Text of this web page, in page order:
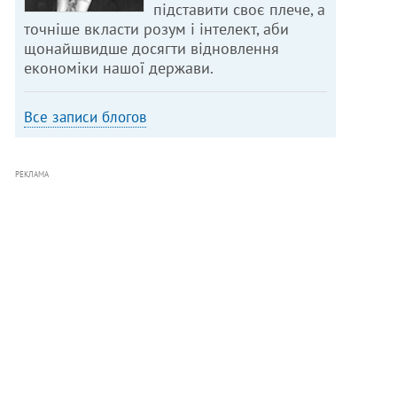
підставити своє плече, а
точніше вкласти розум і інтелект, аби
щонайшвидше досягти відновлення
економіки нашої держави.
Все записи блогов
РЕКЛАМА